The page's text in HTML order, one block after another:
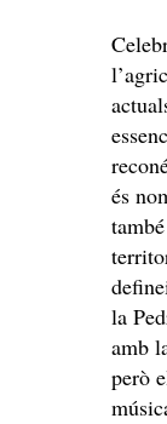
és
la
amb
però